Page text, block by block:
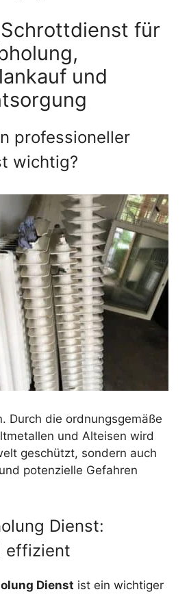
für
und
professioneller
wichtig?
Durch die ordnungsgemäße
und Alteisen wird
geschützt, sondern auch
potenzielle Gefahren
Dienst:
effizient
Dienst ist ein wichtiger